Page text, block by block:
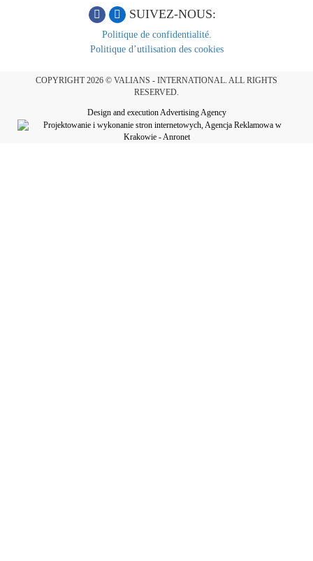
SUIVEZ-NOUS:
Politique de confidentialité.
Politique d’utilisation des cookies
COPYRIGHT 2026 © VALIANS - INTERNATIONAL. ALL RIGHTS
RESERVED.
Design and execution Advertising Agency